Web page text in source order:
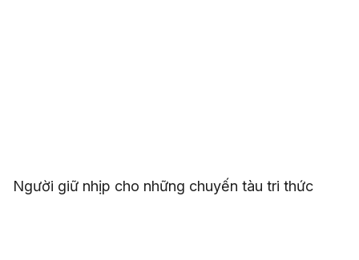
Người giữ nhịp cho những chuyến tàu tri thức